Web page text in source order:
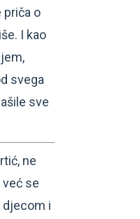
priča o
I kao
svega
sve
ne
se
djecom i